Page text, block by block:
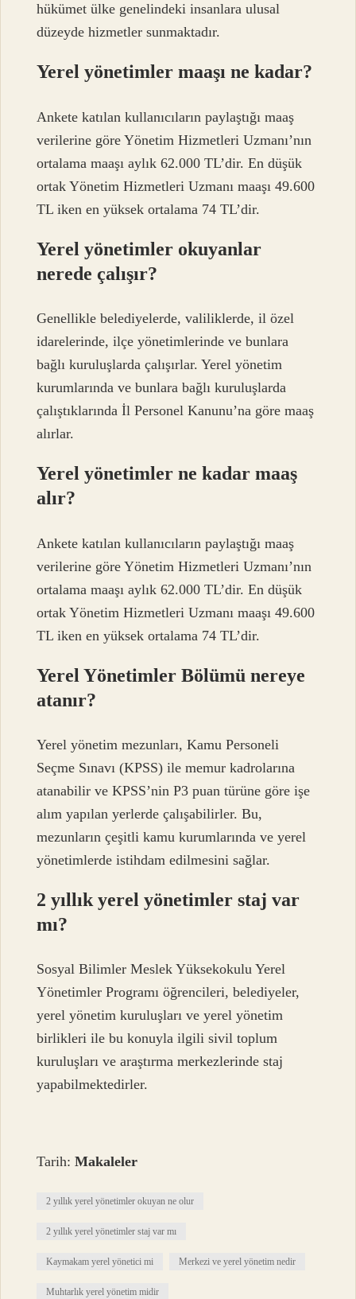
hükümet ülke genelindeki insanlara ulusal
düzeyde hizmetler sunmaktadır.
Yerel yönetimler maaşı ne kadar?
Ankete katılan kullanıcıların paylaştığı maaş
verilerine göre Yönetim Hizmetleri Uzmanı’nın
ortalama maaşı aylık 62.000 TL’dir. En düşük
ortak Yönetim Hizmetleri Uzmanı maaşı 49.600
TL iken en yüksek ortalama 74 TL’dir.
Yerel yönetimler okuyanlar
nerede çalışır?
Genellikle belediyelerde, valiliklerde, il özel
idarelerinde, ilçe yönetimlerinde ve bunlara
bağlı kuruluşlarda çalışırlar. Yerel yönetim
kurumlarında ve bunlara bağlı kuruluşlarda
çalıştıklarında İl Personel Kanunu’na göre maaş
alırlar.
Yerel yönetimler ne kadar maaş
alır?
Ankete katılan kullanıcıların paylaştığı maaş
verilerine göre Yönetim Hizmetleri Uzmanı’nın
ortalama maaşı aylık 62.000 TL’dir. En düşük
ortak Yönetim Hizmetleri Uzmanı maaşı 49.600
TL iken en yüksek ortalama 74 TL’dir.
Yerel Yönetimler Bölümü nereye
atanır?
Yerel yönetim mezunları, Kamu Personeli
Seçme Sınavı (KPSS) ile memur kadrolarına
atanabilir ve KPSS’nin P3 puan türüne göre işe
alım yapılan yerlerde çalışabilirler. Bu,
mezunların çeşitli kamu kurumlarında ve yerel
yönetimlerde istihdam edilmesini sağlar.
2 yıllık yerel yönetimler staj var
mı?
Sosyal Bilimler Meslek Yüksekokulu Yerel
Yönetimler Programı öğrencileri, belediyeler,
yerel yönetim kuruluşları ve yerel yönetim
birlikleri ile bu konuyla ilgili sivil toplum
kuruluşları ve araştırma merkezlerinde staj
yapabilmektedirler.
Tarih:Makaleler
2 yıllık yerel yönetimler okuyan ne olur
2 yıllık yerel yönetimler staj var mı
Kaymakam yerel yönetici mi Merkezi ve yerel yönetim nedir
Muhtarlık yerel yönetim midir